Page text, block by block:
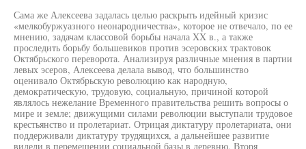
Сама же Алексеева задалась целью раскрыть идейный кризис
«мелкобуржуазного неонародничества», которое не отвечало, по ее
мнению, задачам классовой борьбы начала XX в., а также
проследить борьбу большевиков против эсеровских трактовок
Октябрьского переворота. Анализируя различные мнения в партии
левых эсеров, Алексеева делала вывод, что большинство
оценивало Октябрьскую революцию как народную,
демократическую, трудовую, социальную, причиной которой
являлось нежелание Временного правительства решить вопросы о
мире и земле; движущими силами революции выступали трудовое
крестьянство и пролетариат. Отрицая диктатуру пролетариата, они
поддерживали диктатуру трудящихся, а дальнейшее развитие
видели в перемещении социальной базы в деревню. Вторя